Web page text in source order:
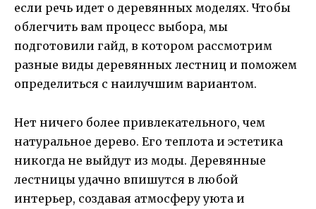
если речь идет о деревянных моделях. Чтобы
облегчить вам процесс выбора, мы
подготовили гайд, в котором рассмотрим
разные виды деревянных лестниц и поможем
определиться с наилучшим вариантом.
Нет ничего более привлекательного, чем
натуральное дерево. Его теплота и эстетика
никогда не выйдут из моды. Деревянные
лестницы удачно впишутся в любой
интерьер, создавая атмосферу уюта и